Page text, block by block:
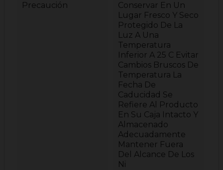
Precaución
Conservar En Un
Lugar Fresco Y Seco
Protegido De La
Luz A Una
Temperatura
Inferior A 25 C Evitar
Cambios Bruscos De
Temperatura La
Fecha De
Caducidad Se
Refiere Al Producto
En Su Caja Intacto Y
Almacenado
Adecuadamente
Mantener Fuera
Del Alcance De Los
Ni